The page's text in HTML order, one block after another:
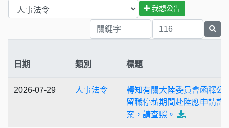
我想公告
日期 類別 標題
2026-07-29 人事法令
轉知有關大陸委員會函釋公
留職停薪期間赴陸應申請許
案，請查照。